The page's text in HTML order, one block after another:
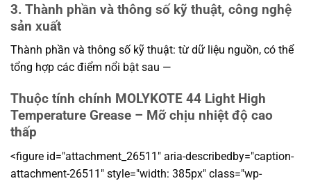
3. Thành phần và thông số kỹ thuật, công nghệ
sản xuất
Thành phần và thông số kỹ thuật: từ dữ liệu nguồn, có thể
tổng hợp các điểm nổi bật sau —
Thuộc tính chính MOLYKOTE 44 Light High
Temperature Grease – Mỡ chịu nhiệt độ cao
thấp
<figure id="attachment_26511" aria-describedby="caption-
attachment-26511" style="width: 385px" class="wp-